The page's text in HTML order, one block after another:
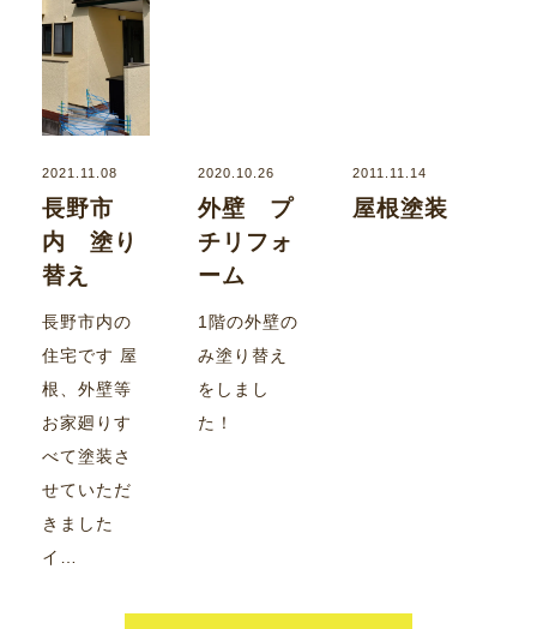
2021.11.08
長野市
内 塗り
替え
長野市内の
住宅です 屋
根、外壁等
お家廻りす
べて塗装さ
せていただ
きました
イ…
2020.10.26
外壁 プ
チリフォ
ーム
1階の外壁の
み塗り替え
をしまし
た！
2011.11.14
屋根塗装